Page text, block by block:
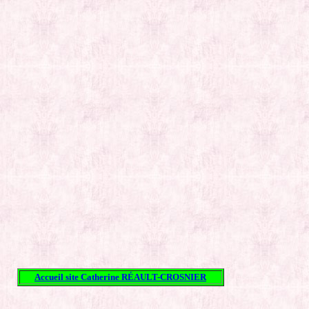
Accueil site Catherine RÉAULT-CROSNIER